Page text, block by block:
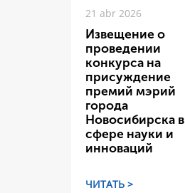
21 abr 2026
Извещение о
проведении
конкурса на
присуждение
премий мэрий
города
Новосибирска в
сфере науки и
инноваций
ЧИТАТЬ >